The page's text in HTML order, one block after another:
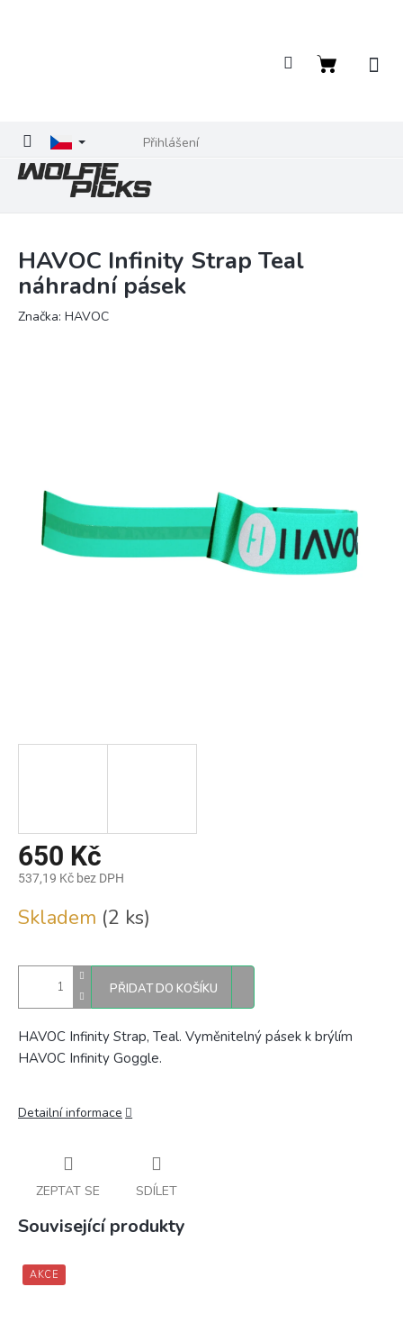
Přihlášení
Nákupní
HAVOC Infinity Strap Teal
náhradní pásek
Značka: HAVOC
650 Kč
537,19 Kč bez DPH
cena:
Skladem (2 ks)
PŘIDAT DO KOŠÍKU
HAVOC Infinity Strap, Teal. Vyměnitelný pásek k brýlím
HAVOC Infinity Goggle.
Detailní informace
ZEPTAT SE SDÍLET
Související produkty
AKCE